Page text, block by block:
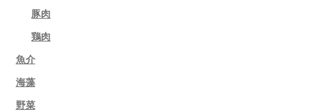
豚肉
鶏肉
魚介
海藻
野菜